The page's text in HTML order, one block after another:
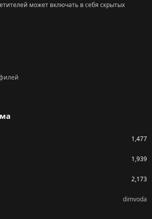
может включать в себя скрытых
1,477
1,939
2,173
dimvoda